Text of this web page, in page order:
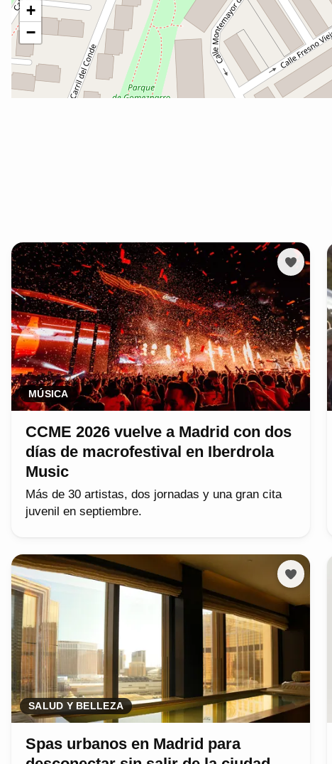
MÚSICA
CCME 2026 vuelve a Madrid con dos
días de macrofestival en Iberdrola
Music
Más de 30 artistas, dos jornadas y una gran cita
juvenil en septiembre.
SALUD Y BELLEZA
Spas urbanos en Madrid para